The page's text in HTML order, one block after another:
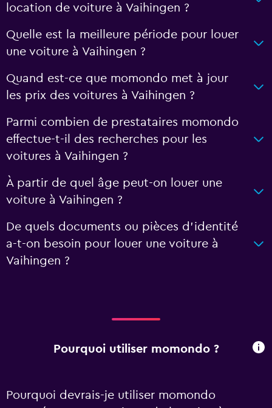
location de voiture à Vaihingen ?
Quelle est la meilleure période pour louer
une voiture à Vaihingen ?
Quand est-ce que momondo met à jour
les prix des voitures à Vaihingen ?
Parmi combien de prestataires momondo
effectue-t-il des recherches pour les
voitures à Vaihingen ?
À partir de quel âge peut-on louer une
voiture à Vaihingen ?
De quels documents ou pièces d'identité
a-t-on besoin pour louer une voiture à
Vaihingen ?
Pourquoi utiliser momondo ?
Pourquoi devrais-je utiliser momondo